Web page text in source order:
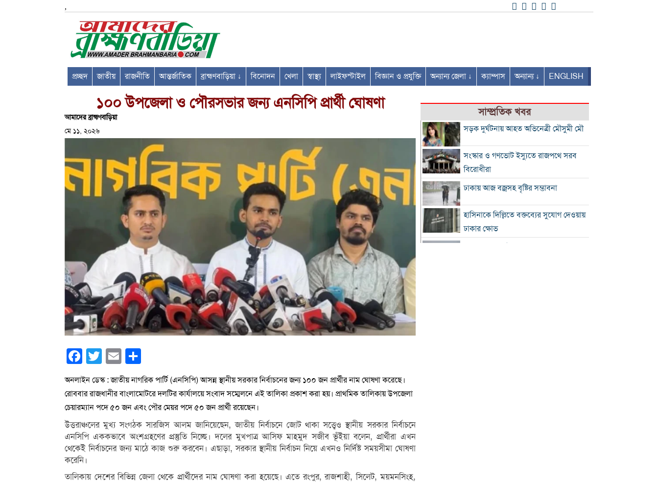
,
প্রচ্ছদ জাতীয় রাজনীতি আন্তর্জাতিক ব্রাহ্মণবাড়িয়া ↓ বিনোদন খেলা স্বাস্থ্য লাইফস্টাইল বিজ্ঞান ও প্রযুক্তি অন্যান্য জেলা ↓ ক্যাম্পাস অন্যান্য ↓ ENGLISH
১০০ উপজেলা ও পৌরসভার জন্য এনসিপি প্রার্থী ঘোষণা
আমাদের ব্রাহ্মণবাড়িয়া
মে ১১, ২০২৬
Facebook
Twitter Email
অনলাইন ডেস্ক : জাতীয় নাগরিক পার্টি (এনসিপি) আসন্ন স্থানীয় সরকার নির্বাচনের জন্য ১০০ জন প্রার্থীর নাম ঘোষণা করেছে।
রোববার রাজধানীর বাংলামোটরে দলটির কার্যালয়ে সংবাদ সম্মেলনে এই তালিকা প্রকাশ করা হয়। প্রাথমিক তালিকায় উপজেলা
চেয়ারম্যান পদে ৫০ জন এবং পৌর মেয়র পদে ৫০ জন প্রার্থী রয়েছেন।
উত্তরাঞ্চলের মুখ্য সংগঠক সারজিস আলম জানিয়েছেন, জাতীয় নির্বাচনে জোট থাকা সত্ত্বেও স্থানীয় সরকার নির্বাচনে
এনসিপি এককভাবে অংশগ্রহণের প্রস্তুতি নিচ্ছে। দলের মুখপাত্র আসিফ মাহমুদ সজীব ভূঁইয়া বলেন, প্রার্থীরা এখন
থেকেই নির্বাচনের জন্য মাঠে কাজ শুরু করবেন। এছাড়া, সরকার স্থানীয় নির্বাচন নিয়ে এখনও নির্দিষ্ট সময়সীমা ঘোষণা
করেনি।
তালিকায় দেশের বিভিন্ন জেলা থেকে প্রার্থীদের নাম ঘোষণা করা হয়েছে। এতে রংপুর, রাজশাহী, সিলেট, ময়মনসিংহ,
সাম্প্রতিক খবর
সড়ক দুর্ঘটনায় আহত অভিনেত্রী মৌসুমী মৌ
সংস্কার ও গণভোট ইস্যুতে রাজপথে সরব
বিরোধীরা
ঢাকায় আজ বজ্রসহ বৃষ্টির সম্ভাবনা
হাসিনাকে দিল্লিতে বক্তব্যের সুযোগ দেওয়ায়
ঢাকার ক্ষোভ